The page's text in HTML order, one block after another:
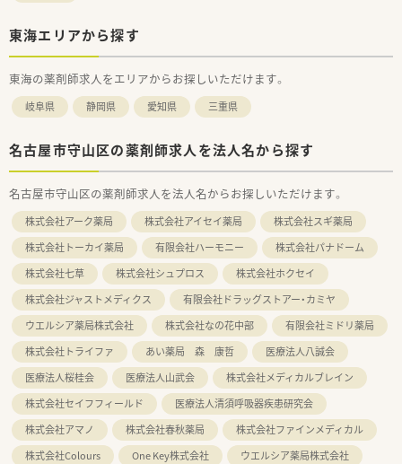
東海エリアから探す
東海の薬剤師求人をエリアからお探しいただけます。
岐阜県 静岡県 愛知県 三重県
名古屋市守山区の薬剤師求人を法人名から探す
名古屋市守山区の薬剤師求人を法人名からお探しいただけます。
株式会社アーク薬局 株式会社アイセイ薬局
株式会社スギ薬局
株式会社トーカイ薬局
有限会社ハーモニー
株式会社パナドーム
株式会社七草
株式会社シュプロス
株式会社ホクセイ
株式会社ジャストメディクス
有限会社ドラッグストアー・カミヤ
ウエルシア薬局株式会社
株式会社なの花中部
有限会社ミドリ薬局
株式会社トライファ
あい薬局 森 康哲
医療法人八誠会
医療法人桜桂会
医療法人山武会
株式会社メディカルブレイン
株式会社セイフフィールド
医療法人清須呼吸器疾患研究会
株式会社アマノ
株式会社春秋薬局
株式会社ファインメディカル
株式会社Colours
One Key株式会社
ウエルシア薬局株式会社